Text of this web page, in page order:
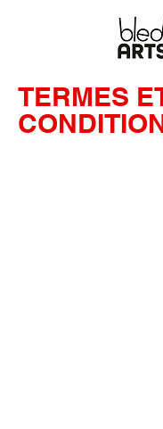
TERMES